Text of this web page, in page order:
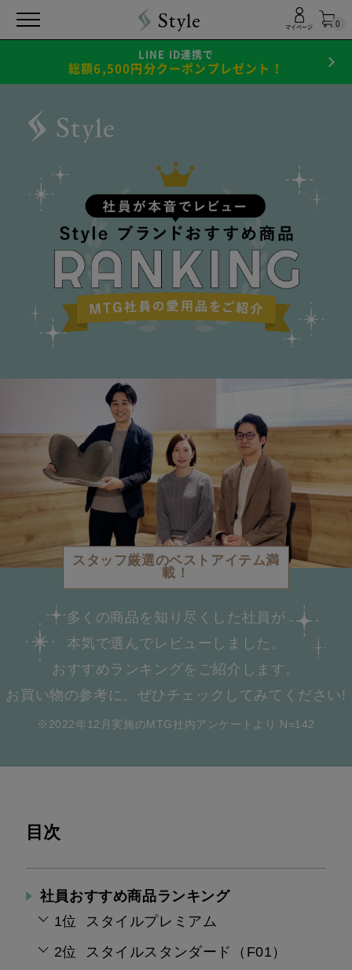
0
マイページ
LINE ID連携で
総額6,500円分クーポンプレゼント！
スタッフ厳選のベストアイテム満
載！
多くの商品を知り尽くした社員が
本気で選んで レビューしました。
おすすめランキングをご紹介します。
お買い物の参考に、ぜひチェックしてみてください!
※2022年12月実施のMTG社内アンケートより N=142
目次
社員おすすめ商品ランキング
1位 スタイルプレミアム
2位 スタイルスタンダード（F01）